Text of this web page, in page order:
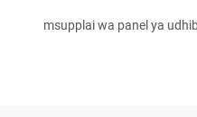
msupplai wa panel ya